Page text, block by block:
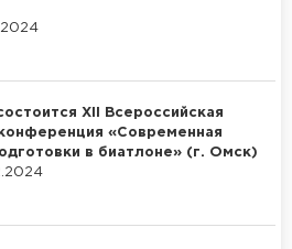
XII Всероссийская
«Современная
в биатлоне» (г. Омск)